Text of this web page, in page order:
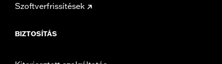
Szoftverfrissítések
BIZTOSÍTÁS